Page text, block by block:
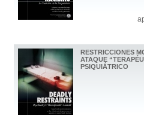
RESTRICCIONES
ATAQUE
PSIQUIÁTRICO